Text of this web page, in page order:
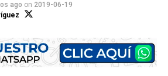
ago on 2019-06-19